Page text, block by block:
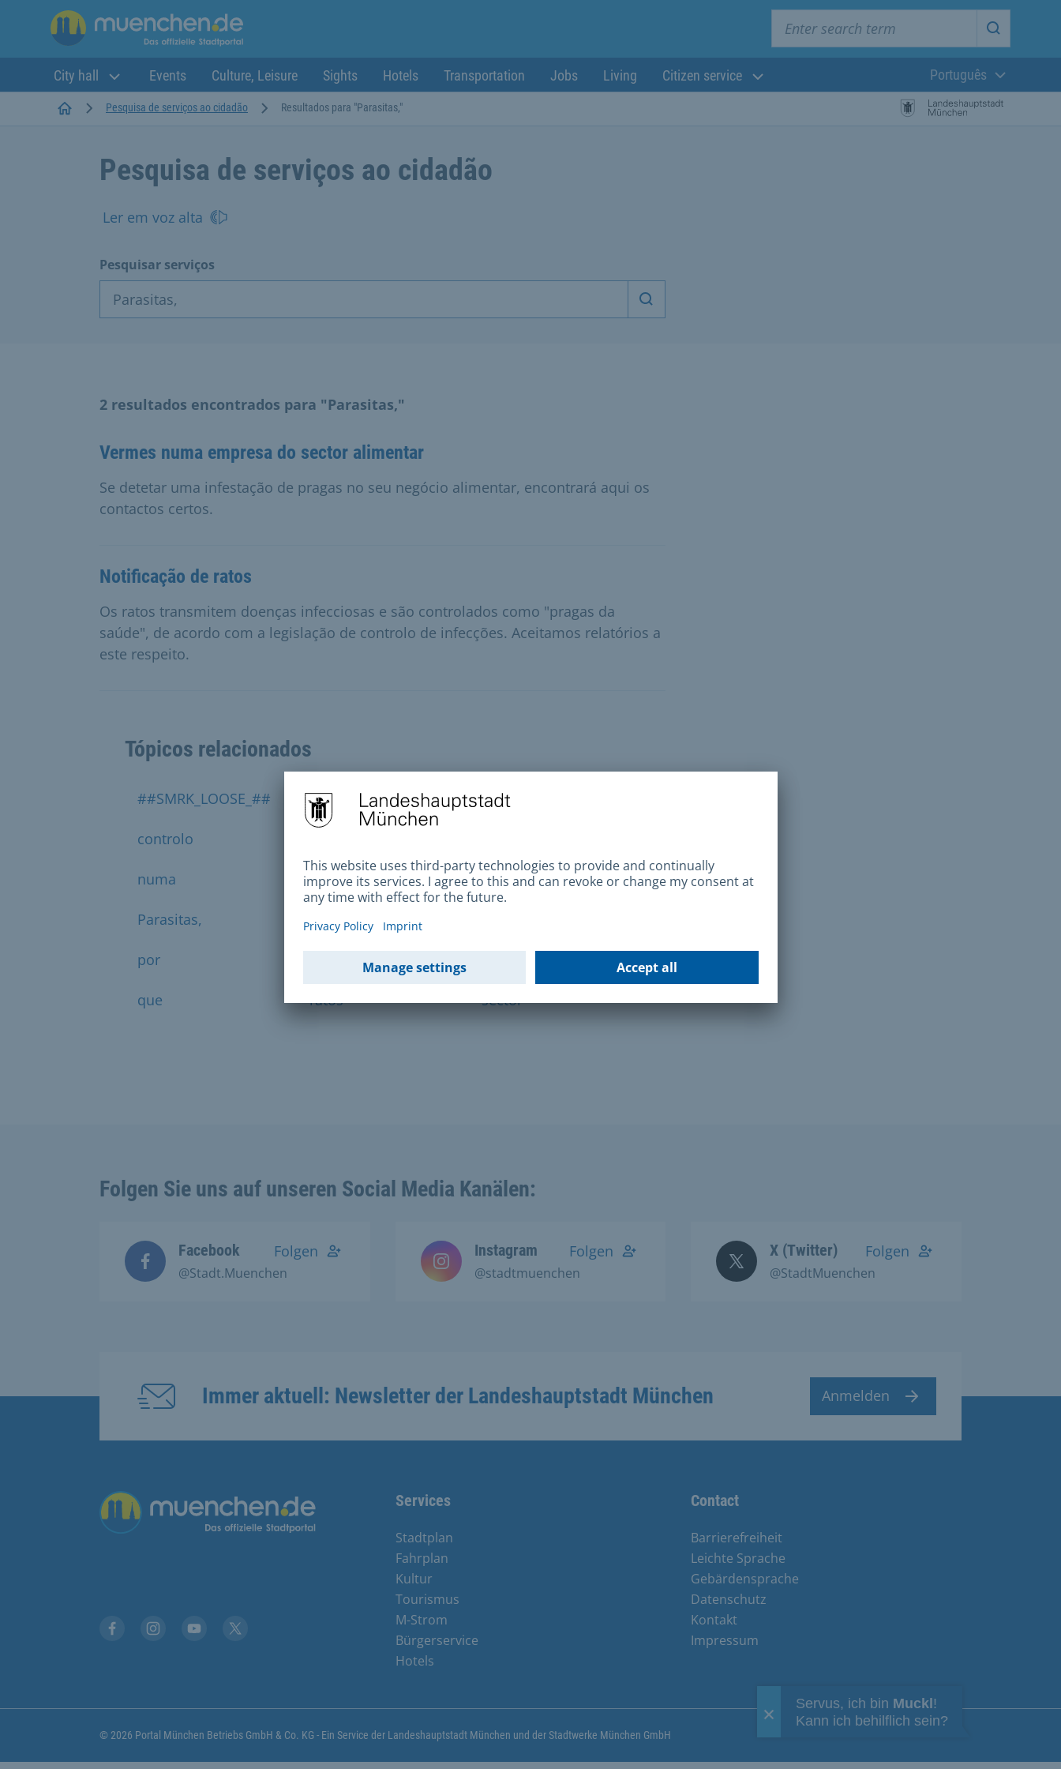
Start
City hall Events Culture, Leisure Sights Hotels Transportation Jobs Living Citizen service
Língua atual:
Português
StartseitePesquisa de serviços ao cidadão Resultados para "Parasitas,"
Pesquisa de serviços ao cidadão
Ler em voz alta
Pesquisar serviços
Iniciar pesquisa
2 resultados encontrados para "Parasitas,"
Vermes numa empresa do sector alimentar
Se detetar uma infestação de pragas no seu negócio alimentar, encontrará aqui os
contactos certos.
Notificação de ratos
Os ratos transmitem doenças infecciosas e são controlados como "pragas da
saúde", de acordo com a legislação de controlo de infecções. Aceitamos relatórios a
este respeito.
Tópicos relacionados
##SMRK_LOOSE_## aos cidadãos
controlo
numa observado ou
Parasitas, particulares
por pormenores
que ratos sector
Folgen Sie uns auf unseren Social Media Kanälen:
Facebook
@Stadt.Muenchen
Folgen Instagram
@stadtmuenchen
Folgen X (Twitter)
@StadtMuenchen
Folgen
Immer aktuell: Newsletter der Landeshauptstadt München Anmelden
Übergreifende Links Services
Stadtplan
Fahrplan
Kultur
Tourismus
M-Strom
Bürgerservice
Hotels
Contact
Barrierefreiheit
Leichte Sprache
Gebärdensprache
Datenschutz
Kontakt
Impressum
© 2026 Portal München Betriebs GmbH & Co. KG - Ein Service der Landeshauptstadt München und der Stadtwerke München GmbH
Servus, ich bin Muckl!
Kann ich behilflich sein?